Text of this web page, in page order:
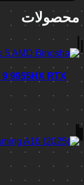
محصولات
9955HX RTX